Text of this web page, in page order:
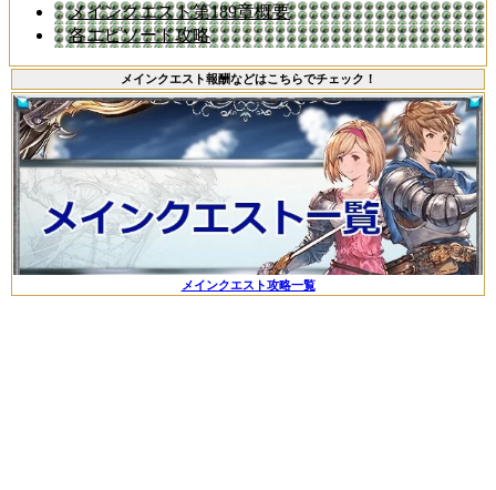
メインクエスト第189章概要
各エピソード攻略
メインクエスト報酬などはこちらでチェック！
メインクエスト攻略一覧